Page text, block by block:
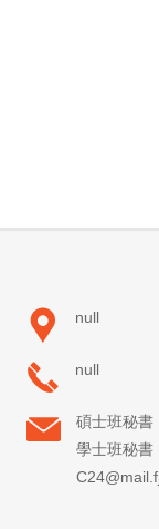
null
null
碩士班秘書
學士班秘書